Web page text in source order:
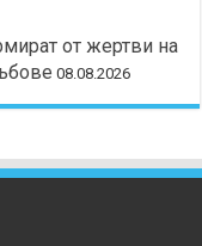
от жертви на
08.08.2026